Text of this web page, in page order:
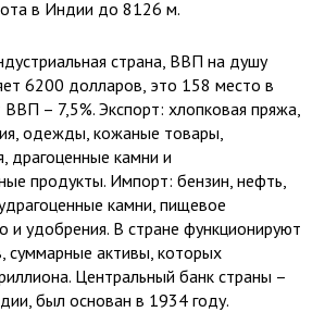
в Индии до 8126 м.
страна, ВВП на душу
6200 долларов, это 158 место в
– 7,5%. Экспорт: хлопковая пряжа,
одежды, кожаные товары,
драгоценные камни и
продукты. Импорт: бензин, нефть,
камни, пищевое
и удобрения. В стране функционируют
суммарные активы, которых
Центральный банк страны –
был основан в 1934 году.